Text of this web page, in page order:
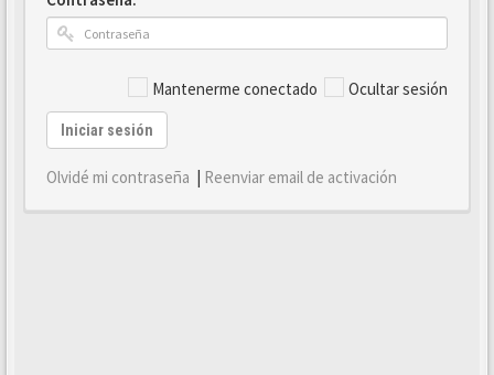
Mantenerme conectado Ocultar sesión
Iniciar sesión
Olvidé mi contraseña | Reenviar email de activación